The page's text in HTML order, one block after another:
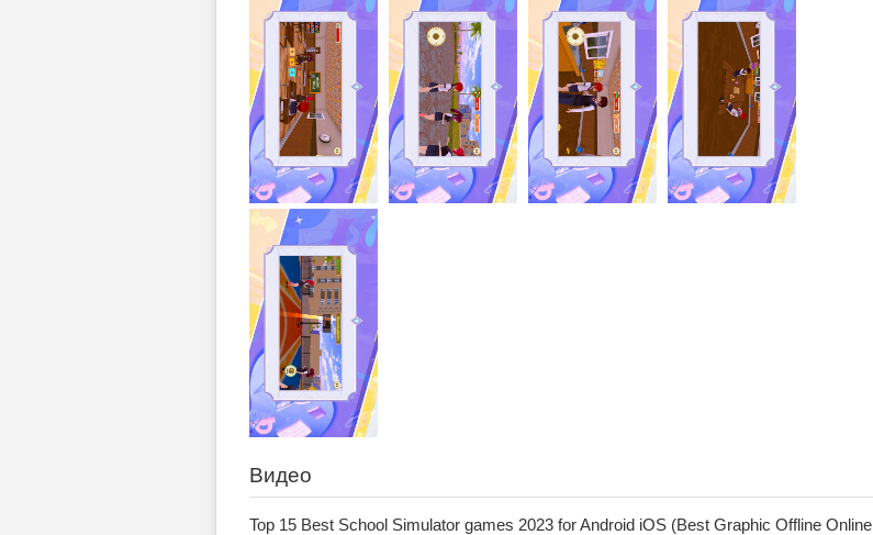
Видео
Top 15 Best School Simulator games 2023 for Android iOS (Best Graphic Offline Online